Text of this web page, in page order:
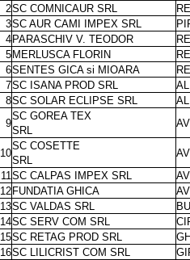
2SC COMNICAUR SRL
3SC AUR CAMI IMPEX SRL
4 PARASCHIV V. TEODOR
5 MERLUSCA FLORIN
6SENTES GICA si MIOARA
7SC ISANA PROD SRL
8SC SOLAR ECLIPSE SRL
9
SC GOREA TEX
SRL
10
SC COSETTE
SRL
11 SC CALPAS IMPEX SRL
12 FUNDATIA GHICA
13SC VALDAS SRL
14SC SERV COM SRL
15SC RETAG PROD SRL
16SC LILICRIST COM SRL